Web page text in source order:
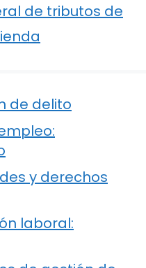
de tributos de
de delito
y derechos
laboral: